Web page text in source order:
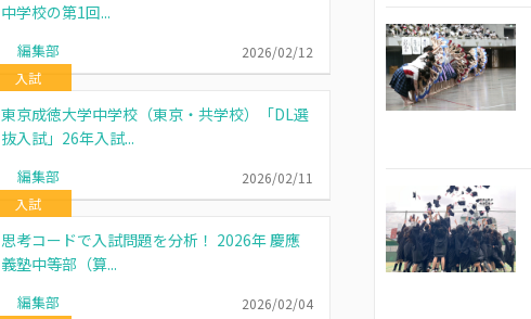
中学校の第1回...
編集部
2026/02/12
入試
東京成徳大学中学校（東京・共学校）「DL選
抜入試」26年入試...
編集部
2026/02/11
入試
思考コードで入試問題を分析！ 2026年 慶應
義塾中等部（算...
編集部
2026/02/04